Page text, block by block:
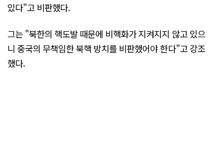
있다"고 비판했다.
그는 "북한의 핵도발 때문에 비핵화가 지켜지지 않고 있으
니 중국의 무책임한 북핵 방치를 비판했어야 한다"고 강조
했다.